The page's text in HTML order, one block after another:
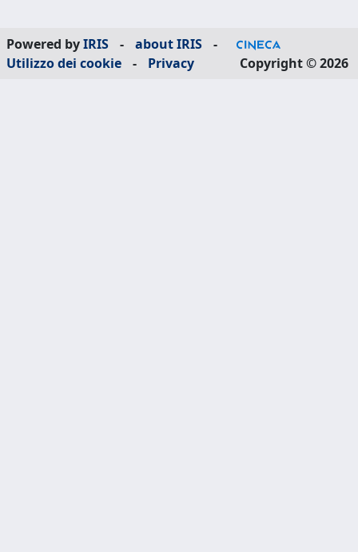
Powered byIRIS - about IRIS
-
Utilizzo dei cookie
- Privacy Copyright © 2026